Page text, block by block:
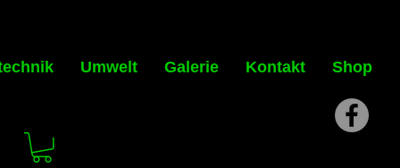
Umwelt Galerie Kontakt Shop